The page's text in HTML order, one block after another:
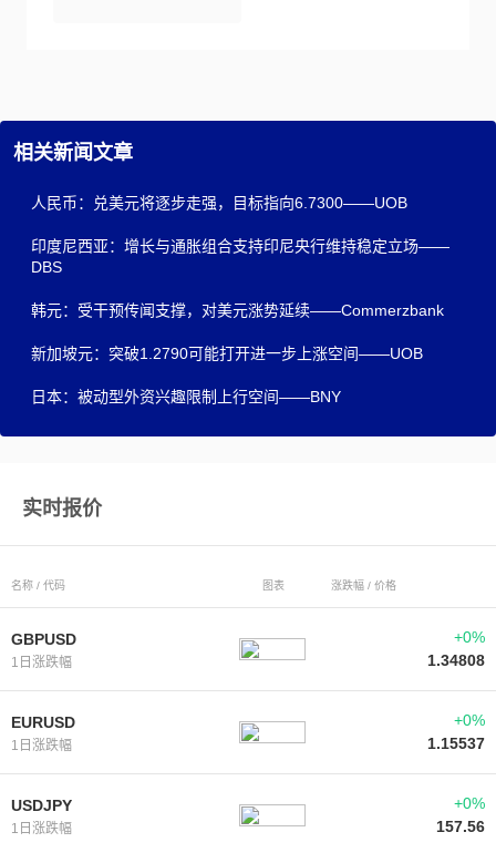
相关新闻文章
人民币：兑美元将逐步走强，目标指向6.7300——UOB
印度尼西亚：增长与通胀组合支持印尼央行维持稳定立场——
DBS
韩元：受干预传闻支撑，对美元涨势延续——Commerzbank
新加坡元：突破1.2790可能打开进一步上涨空间——UOB
日本：被动型外资兴趣限制上行空间——BNY
实时报价
名称 / 代码 图表 涨跌幅 / 价格
GBPUSD
1日涨跌幅
+0%
1.34808
EURUSD
1日涨跌幅
+0%
1.15537
USDJPY
1日涨跌幅
+0%
157.56